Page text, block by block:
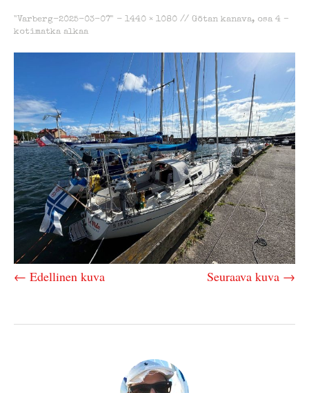
"Varberg-2025-03-07" - 1440 × 1080 // Götan kanava, osa 4 –
kotimatka alkaa
← Edellinen kuva Seuraava kuva →